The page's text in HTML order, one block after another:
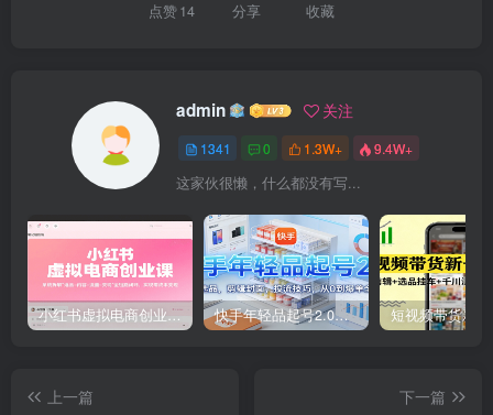
点赞14 分享 收藏
admin 关注
1341 0 1.3W+ 9.4W+
这家伙很懒，什么都没有写...
小红书虚拟电商创业课，系统拆解选品-内容-流量-变现，实现零成本变现 快手年轻品起号2.0：养号选品，剪辑封面，投流技巧，从0到爆单全流程
上一篇
下一篇